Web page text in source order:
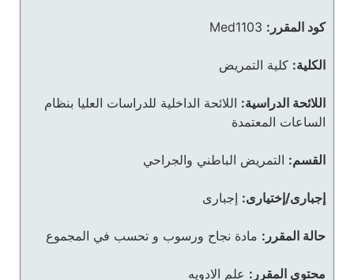
كود المقرر: Med1103
الكلية: كلية التمريض
اللائحة الدراسية: اللائحة الداخلية للدراسات العليا بنظام
الساعات المعتمدة
القسم: التمريض الباطني والجراحي
إجبارى/إختيارى: إجبارى
حالة المقرر: مادة نجاح ورسوب و تحسب في المجموع
محتوى المقرر: علم الادويه